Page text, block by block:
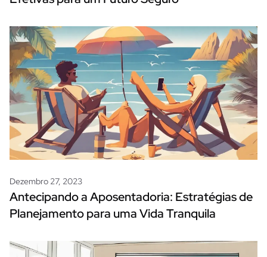
Dezembro 27, 2023
Antecipando a Aposentadoria: Estratégias de
Planejamento para uma Vida Tranquila